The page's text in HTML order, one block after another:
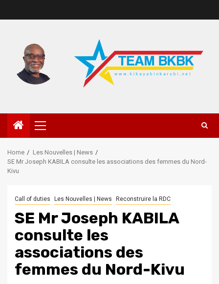
Home
Les Nouvelles | News
SE Mr Joseph KABILA consulte les associations des femmes du Nord-
Kivu
Call of duties Les Nouvelles | News Reconstruire la RDC
SE Mr Joseph KABILA
consulte les
associations des
femmes du Nord-Kivu